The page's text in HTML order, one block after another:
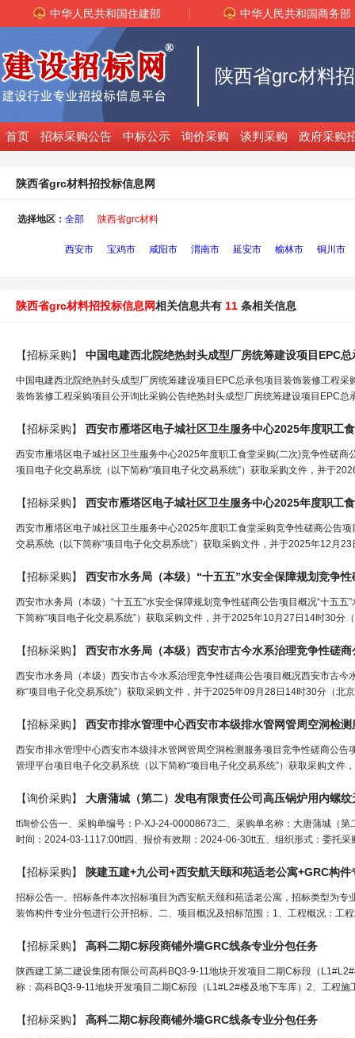
中华人民共和国住建部 中华人民共和国商务部
陕西省grc材料
首页 招标采购公告 中标公示 询价采购 谈判采购 政府采购
陕西省grc材料招投标信息网
选择地区： 全部 陕西省grc材料
西安市 宝鸡市 咸阳市 渭南市 延安市 榆林市 铜川市
陕西省grc材料招投标信息网相关信息共有 11 条相关信息
【招标采购】
中国电建西北院绝热封头成型厂房统筹建设项目EPC总承包项目装饰装修工程
装饰装修工程采购项目公开询比采购公告绝热封头成型厂房统筹建设项目EPC
【招标采购】 西安市雁塔区电子城社区卫生服务中心2025年度职工
西安市雁塔区电子城社区卫生服务中心2025年度职工食堂采购(二次)竞争性磋
项目电子化交易系统（以下简称“项目电子化交易系统”）获取采购文件，并于
【招标采购】 西安市雁塔区电子城社区卫生服务中心2025年度职工
西安市雁塔区电子城社区卫生服务中心2025年度职工食堂采购竞争性磋商公告
交易系统（以下简称“项目电子化交易系统”）获取采购文件，并于2025年12月
【招标采购】 西安市水务局（本级）“十五五”水安全保障规划竞争
西安市水务局（本级）“十五五”水安全保障规划竞争性磋商公告项目概况“十五
下简称“项目电子化交易系统”）获取采购文件，并于2025年10月27日14时30分
【招标采购】 西安市水务局（本级）西安市古今水系治理竞争性磋商
西安市水务局（本级）西安市古今水系治理竞争性磋商公告项目概况西安市古
称“项目电子化交易系统”）获取采购文件，并于2025年09月28日14时30分（北
【招标采购】 西安市排水管理中心西安市本级排水管网管周空洞检
西安市排水管理中心西安市本级排水管网管周空洞检测服务项目竞争性磋商公
管理平台项目电子化交易系统（以下简称“项目电子化交易系统”）获取采购文
【询价采购】
tt询价公告一、采购单编号：P-XJ-24-00008673二、采购单名称：大唐蒲城（
时间：2024-03-1117:00tt四、报价有效期：2024-06-30tt五、组织形式：委托
【招标采购】 陕建五建+九公司+西安航天颐和苑适老公寓+GRC构件
招标公告一、招标条件本次招标项目为西安航天颐和苑适老公寓，招标类型为
装饰构件专业分包进行公开招标。二、项目概况及招标范围：1、工程概况：工
【招标采购】 高科二期C标段商铺外墙GRC线条专业分包任务
陕西建工第二建设集团有限公司高科BQ3-9-11地块开发项目二期C标段（
称：高科BQ3-9-11地块开发项目二期C标段（L1#L2#楼及地下车库）2、工程
【招标采购】 高科二期C标段商铺外墙GRC线条专业分包任务